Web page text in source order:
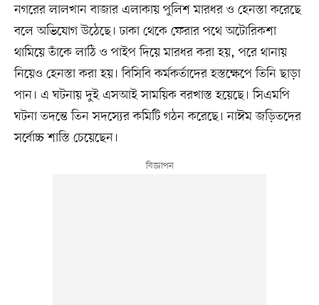
নগরের লালখান বাজার এলাকায় পুলিশ মারধর ও হেনস্তা করেছে
বলে অভিযোগ উঠেছে। ঢাকা থেকে ফেরার পথে অটোরিকশা
থামিয়ে তাঁকে লাঠি ও পাইপ দিয়ে মারধর করা হয়, পরে থানায়
নিয়েও হেনস্তা করা হয়। বিসিবি কর্মকর্তাদের হস্তক্ষেপে তিনি ছাড়া
পান। এ ঘটনায় দুই এসআই সাময়িক বরখাস্ত হয়েছে। সিএমপি
ঘটনা তদন্তে তিন সদস্যের কমিটি গঠন করেছে। নাঈম জড়িতদের
সর্বোচ্চ শাস্তি চেয়েছেন।